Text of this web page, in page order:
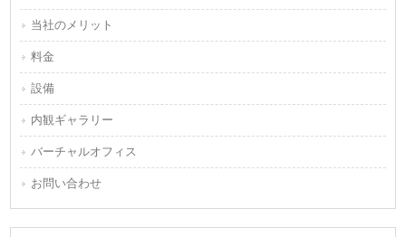
当社のメリット
料金
設備
内観ギャラリー
バーチャルオフィス
お問い合わせ